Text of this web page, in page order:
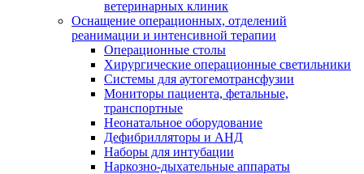
ветеринарных клиник
Оснащение операционных, отделений
реанимации и интенсивной терапии
Операционные столы
Хирургические операционные светильники
Системы для аутогемотрансфузии
Мониторы пациента, фетальные,
транспортные
Неонатальное оборудование
Дефибрилляторы и АНД
Наборы для интубации
Наркозно-дыхательные аппараты